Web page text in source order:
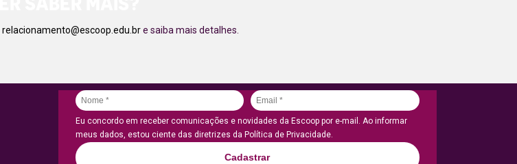
relacionamento@escoop.edu.bre saiba mais detalhes.
Eu concordo em receber comunicações e novidades da Escoop por e-mail. Ao informar
meus dados, estou ciente das diretrizes da Política de Privacidade.
Cadastrar